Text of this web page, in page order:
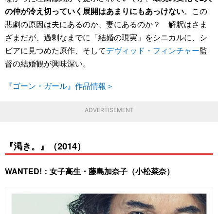
の仲が冷え切っていく展開はあまりにもあっけない。この
悲劇の原因は夫にあるのか、妻にあるのか？ 解釈はさま
ざまだが、過剰なまでに「結婚の現実」をシニカルに、シ
ビアに見つめた原作、そしてデヴィッド・フィンチャー監
督の結婚観が興味深い。
『ゴーン・ガール』作品情報＞
ADVERTISEMENT
『渇き。』（2014）
WANTED!：女子高生・藤島加奈子（小松菜奈）